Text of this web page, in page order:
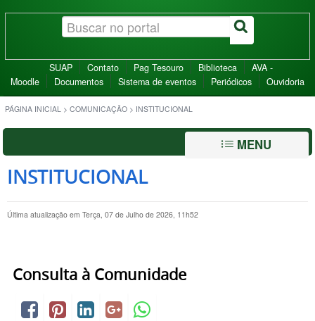
SUAP Contato Pag Tesouro Biblioteca
AVA -
Moodle
Documentos Sistema de eventos Periódicos Ouvidoria
PÁGINA INICIAL > COMUNICAÇÃO > INSTITUCIONAL
MENU
INSTITUCIONAL
Última atualização em Terça, 07 de Julho de 2026, 11h52
Consulta à Comunidade